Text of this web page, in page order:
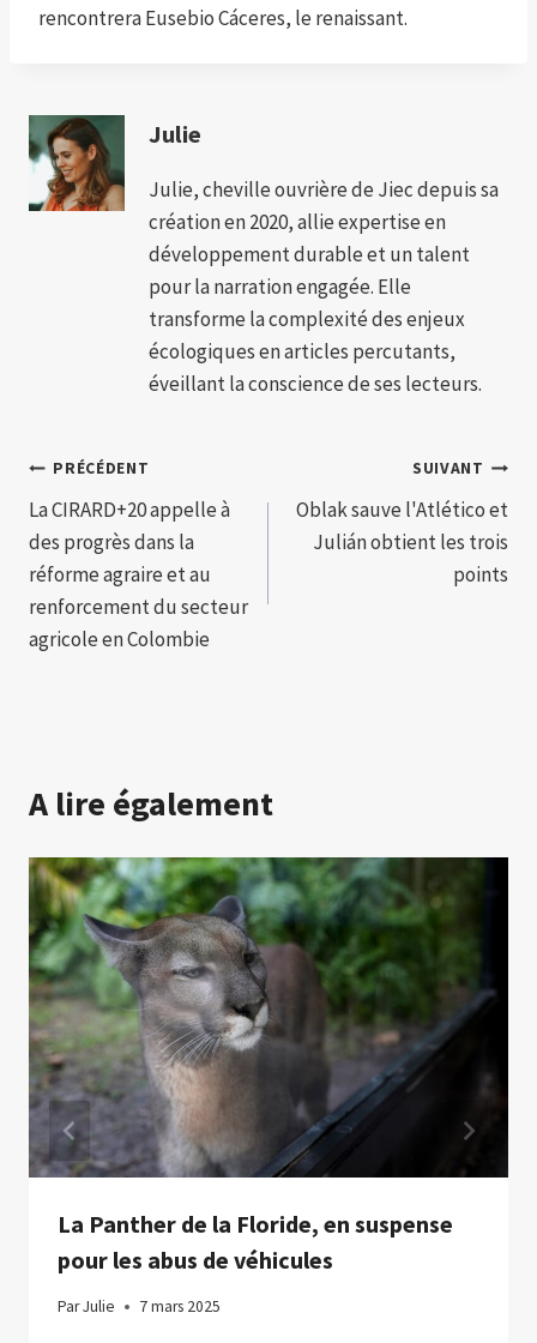
rencontrera Eusebio Cáceres, le renaissant.
Julie
Julie, cheville ouvrière de Jiec depuis sa
création en 2020, allie expertise en
développement durable et un talent
pour la narration engagée. Elle
transforme la complexité des enjeux
écologiques en articles percutants,
éveillant la conscience de ses lecteurs.
Navigation
de
l’article
PRÉCÉDENT
La CIRARD+20 appelle à
des progrès dans la
réforme agraire et au
renforcement du secteur
agricole en Colombie
SUIVANT
Oblak sauve l'Atlético et
Julián obtient les trois
points
A lire également
La Panther de la Floride, en suspense
pour les abus de véhicules
ParJulie 7 mars 2025